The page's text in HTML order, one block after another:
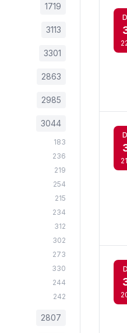
1719
3113
3301
2863
2985
3044
183
236
219
254
215
234
312
302
273
330
244
242
2807